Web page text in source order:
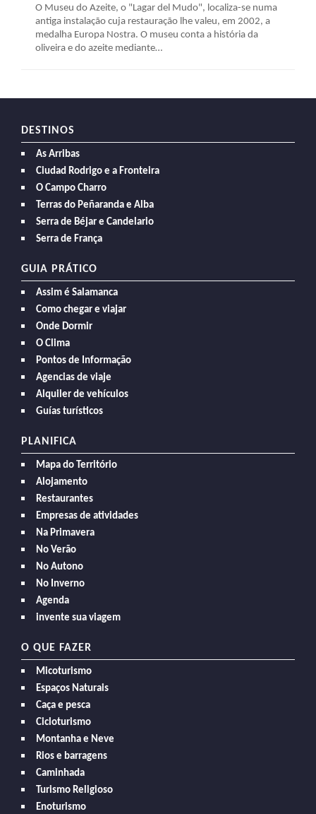
O Museu do Azeite, o "Lagar del Mudo", localiza-se numa
antiga instalação cuja restauração lhe valeu, em 2002, a
medalha Europa Nostra. O museu conta a história da
oliveira e do azeite mediante…
DESTINOS
As Arribas
Ciudad Rodrigo e a Fronteira
O Campo Charro
Terras do Peñaranda e Alba
Serra de Béjar e Candelario
Serra de França
GUIA PRÁTICO
Assim é Salamanca
Como chegar e viajar
Onde Dormir
O Clima
Pontos de Informação
Agencias de viaje
Alquiler de vehículos
Guías turísticos
PLANIFICA
Mapa do Território
Alojamento
Restaurantes
Empresas de atividades
Na Primavera
No Verão
No Autono
No Inverno
Agenda
invente sua viagem
O QUE FAZER
Micoturismo
Espaços Naturais
Caça e pesca
Cicloturismo
Montanha e Neve
Rios e barragens
Caminhada
Turismo Religioso
Enoturismo